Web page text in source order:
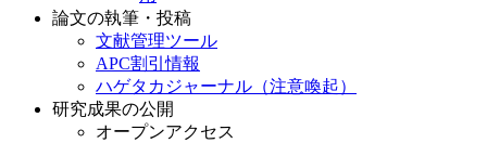
論文の執筆・投稿
文献管理ツール
APC割引情報
ハゲタカジャーナル（注意喚起）
研究成果の公開
オープンアクセス